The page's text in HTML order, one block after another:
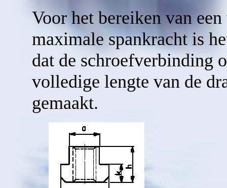
Voor het bereiken van
maximale spankracht is
dat de schroefverbinding
volledige lengte van de
gemaakt.